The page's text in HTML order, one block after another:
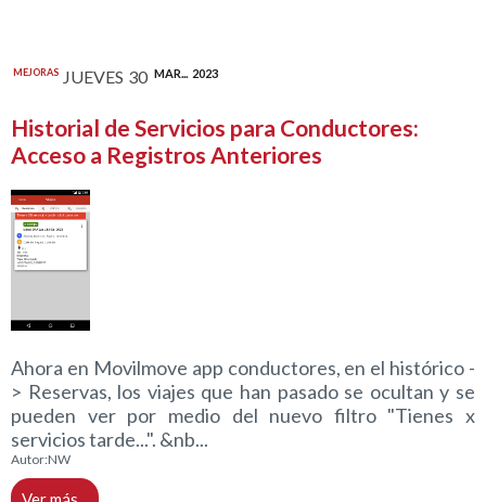
MEJORAS JUEVES 30 MAR... 2023
Historial de Servicios para Conductores:
Acceso a Registros Anteriores
Ahora en Movilmove app conductores, en el histórico -
> Reservas, los viajes que han pasado se ocultan y se
pueden ver por medio del nuevo filtro "Tienes x
servicios tarde...". &nb...
Autor:NW